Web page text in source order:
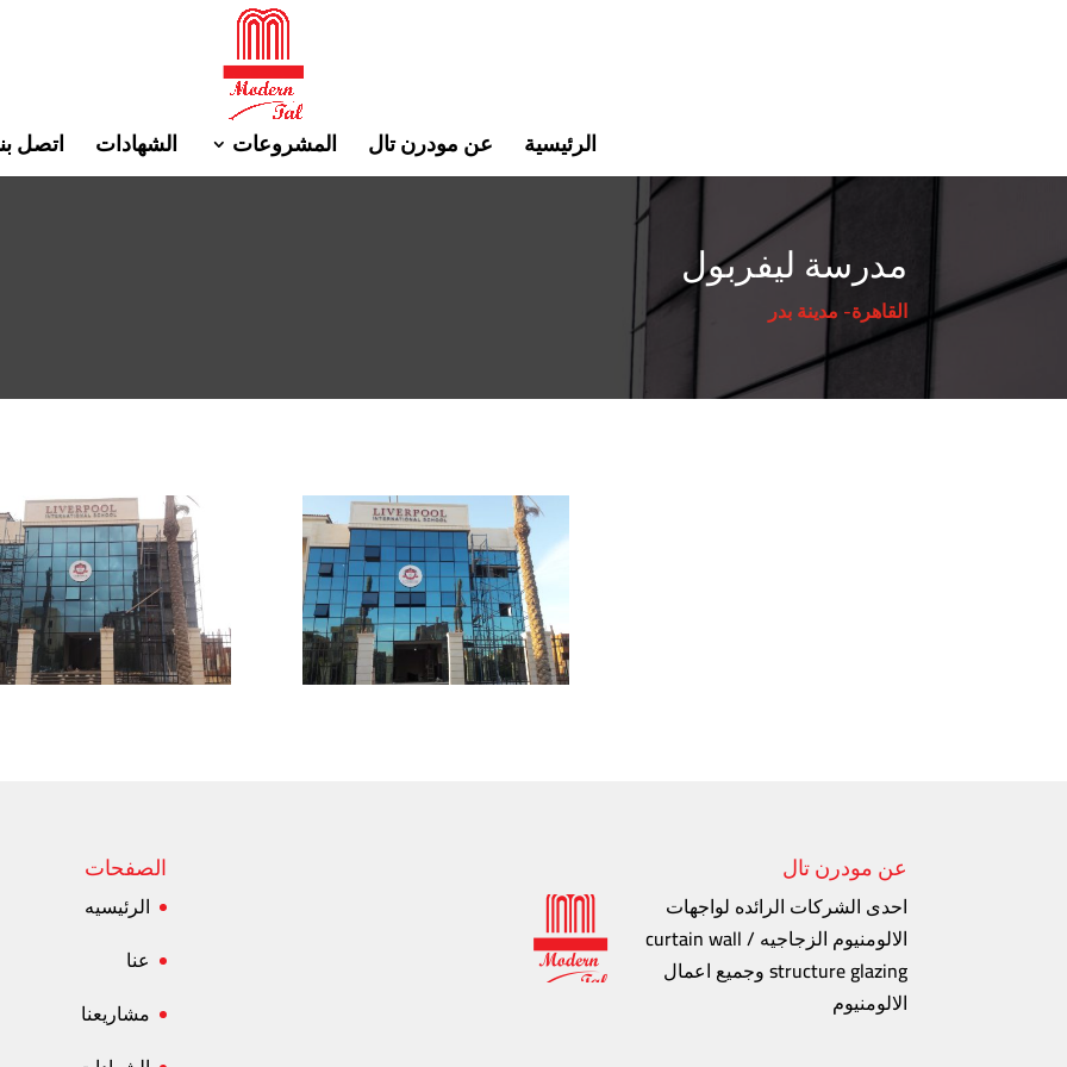
الرئيسية عن مودرن تال المشروعات الشهادات اتصل
مدرسة ليفربول
القاهرة- مدينة بدر
الصفحات
الرئيسيه
عنا
مشاريعنا
عن مودرن تال
احدى الشركات الرائده لواجهات
الالومنيوم الزجاجيه curtain wall /
structure glazing وجميع اعمال
الالومنيوم